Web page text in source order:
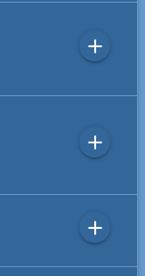
add
add
add